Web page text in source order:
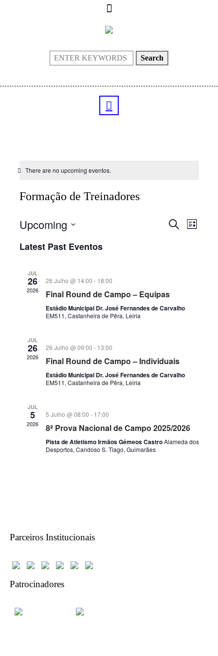
Search
There are no upcoming eventos.
Formação de Treinadores
Eventos
PesquisarEvento
List
Upcoming
data
Latest Past Eventos
JUL
26
2026
26 Julho @ 14:00 - 18:00
Final Round de Campo – Equipas
Estádio Municipal Dr. José Fernandes de Carvalho
EM511, Castanheira de Pêra, Leiria
JUL
26
2026
26 Julho @ 09:00 - 13:00
Final Round de Campo – Individuais
Estádio Municipal Dr. José Fernandes de Carvalho
EM511, Castanheira de Pêra, Leiria
JUL
5
2026
5 Julho @ 08:00 - 17:00
8ª Prova Nacional de Campo 2025/2026
Pista de Atletismo Irmãos Gémeos CastroAlameda dos
Desportos, Candoso S. Tiago, Guimarães
Parceiros Institucionais
Patrocinadores